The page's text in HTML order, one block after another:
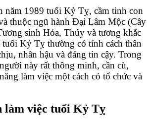
năm 1989 tuổi Kỷ Tỵ, cầm tinh con
thuộc ngũ hành Đại Lâm Mộc (Cây
sinh Hỏa, Thủy và tương khắc
Kỷ Tỵ thường có tính cách thân
nhân hậu và đáng tin cậy. Trong
này rất thông minh, cần cù,
làm việc một cách có tổ chức và
làm việc tuổi Kỷ Tỵ